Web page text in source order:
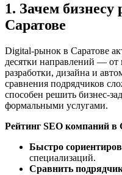
1. Зачем бизнесу
Саратове
Digital-рынок в Саратове
десятки направлений — от
разработки, дизайна и
сравнения подрядчиков
способен решить бизнес-
формальными услугами.
Рейтинг SEO компаний в
Быстро
специализаций.
Сравнить